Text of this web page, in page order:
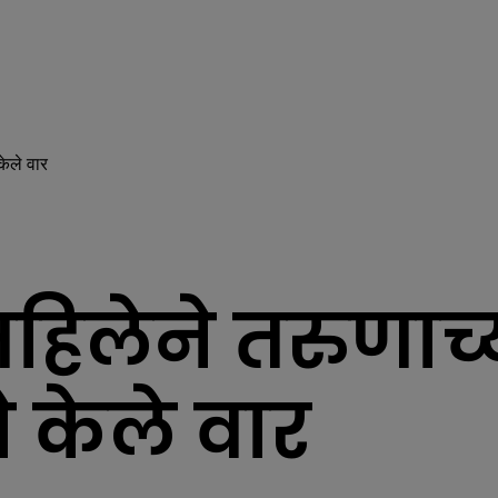
वार
केले वार